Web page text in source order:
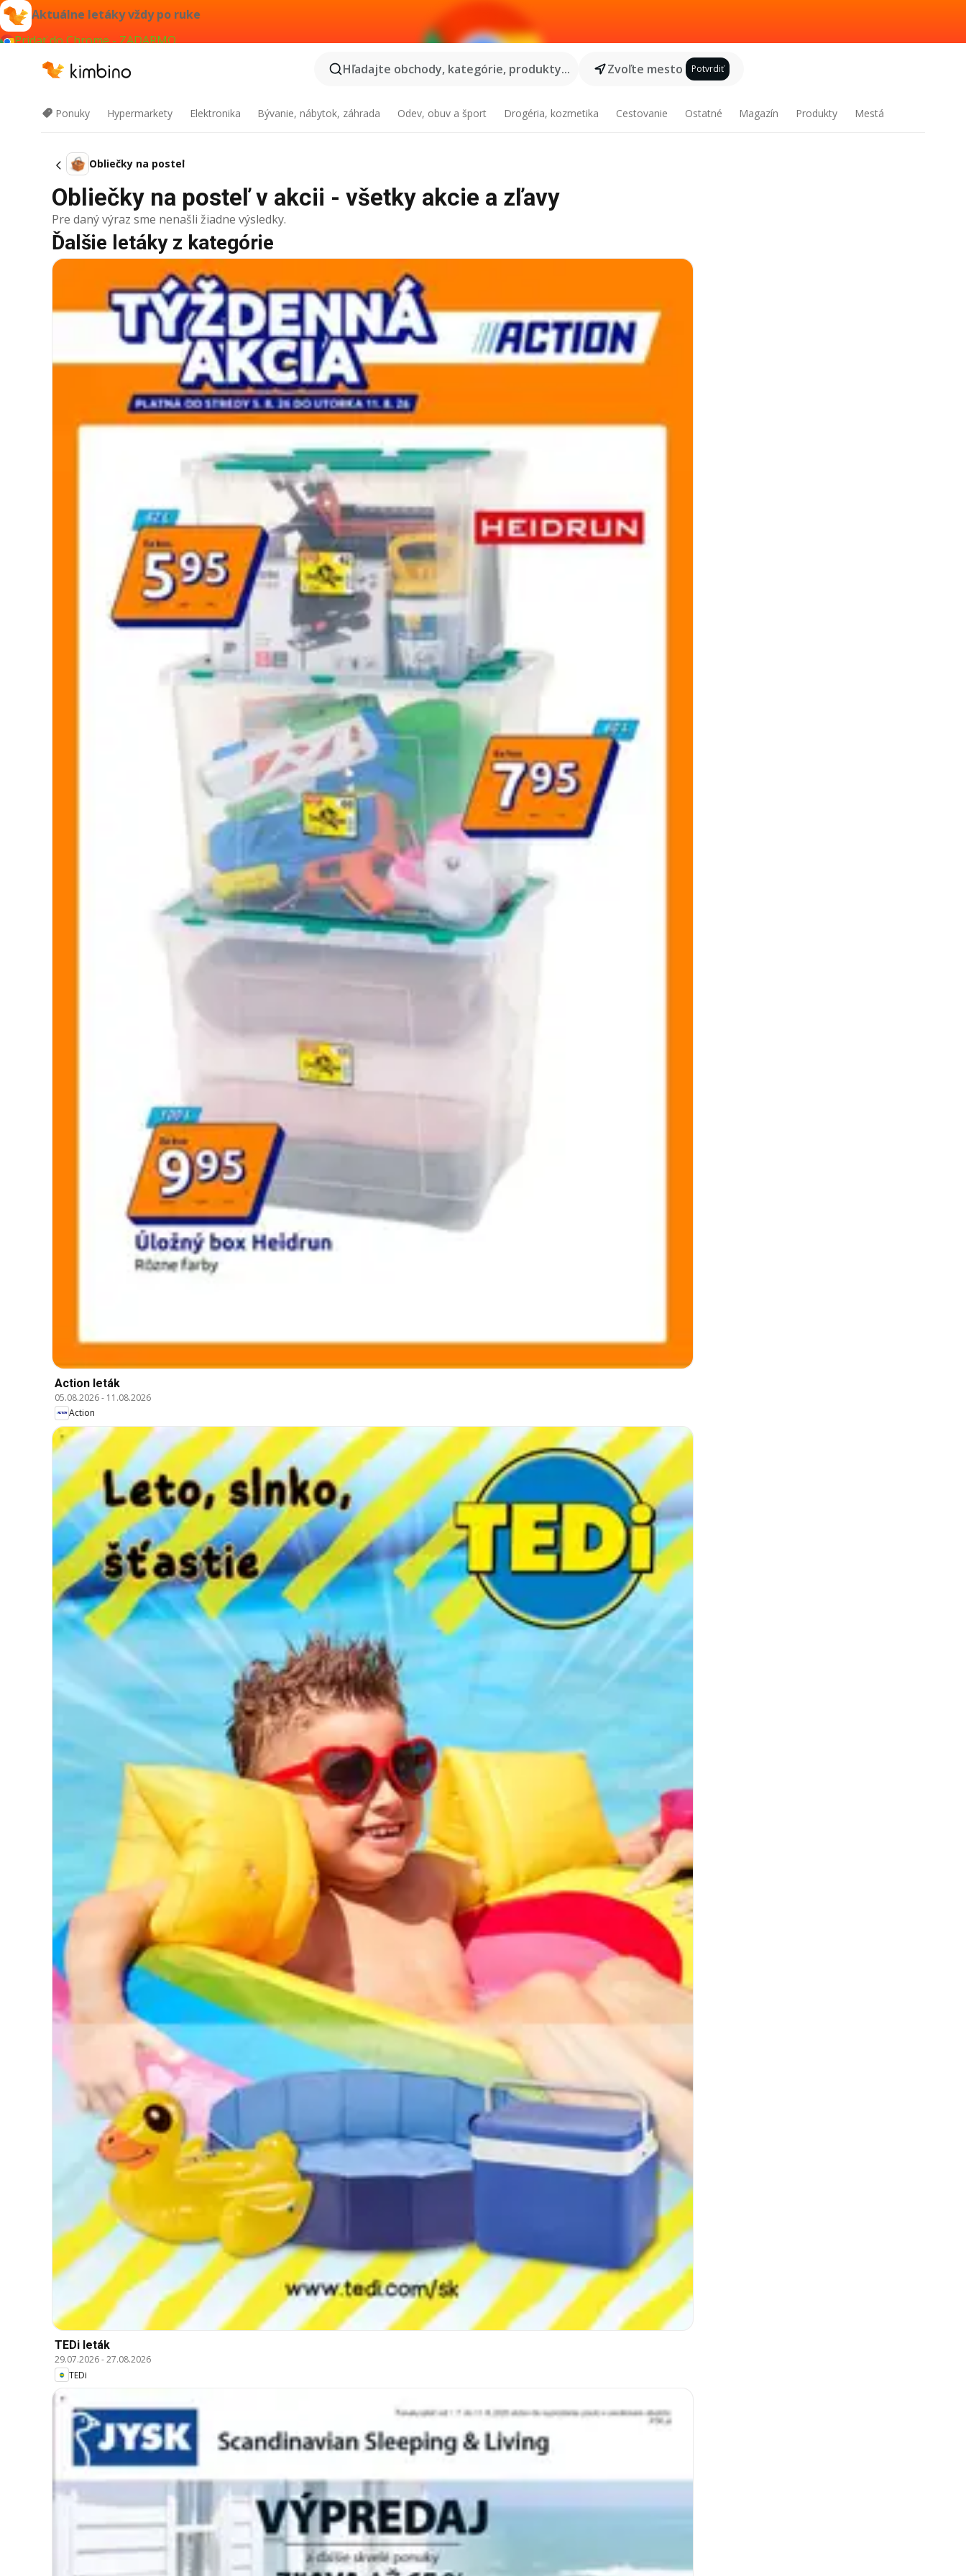
Aktuálne letáky vždy po ruke
Pridať do Chrome - ZADARMO
Hľadajte obchody, kategórie, produkty...
Zvoľte mesto Potvrdiť
Ponuky Hypermarkety Elektronika Bývanie, nábytok, záhrada Odev, obuv a šport Drogéria, kozmetika Cestovanie Ostatné Magazín Produkty Mestá
Obliečky na posteľ
Obliečky na posteľ v akcii - všetky akcie a zľavy
Pre daný výraz sme nenašli žiadne výsledky.
Ďalšie letáky z kategórie
Action leták
05.08.2026- 11.08.2026
Action
TEDi leták
29.07.2026-27.08.2026
TEDi